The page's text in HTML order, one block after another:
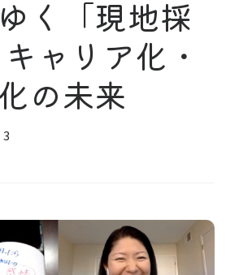
く「現地採
ャリア化・
の未来
3